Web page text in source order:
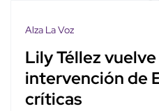
Alza La Voz
Lily Téllez
intervención de
críticas